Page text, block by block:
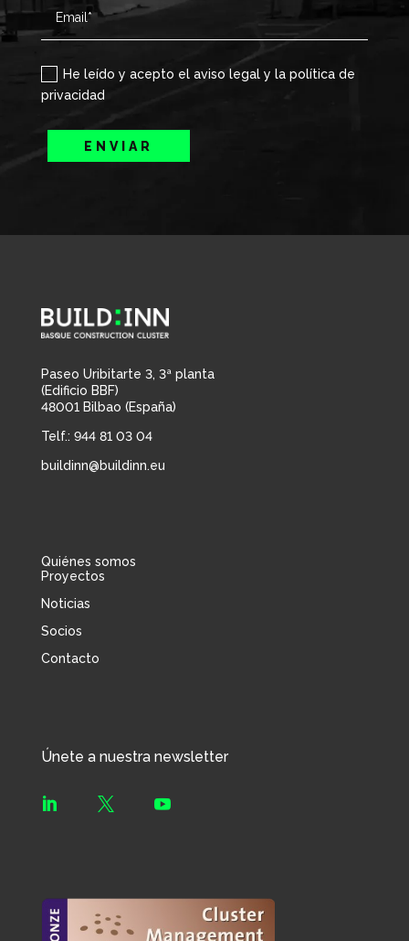
He leído y acepto el aviso legal y la política de
privacidad
ENVIAR
Paseo Uribitarte 3, 3ª planta
(Edificio BBF)
48001 Bilbao (España)
Telf.: 944 81 03 04
buildinn@buildinn.eu
Quiénes somos
Proyectos
Noticias
Socios
Contacto
Únete a nuestra newsletter
  